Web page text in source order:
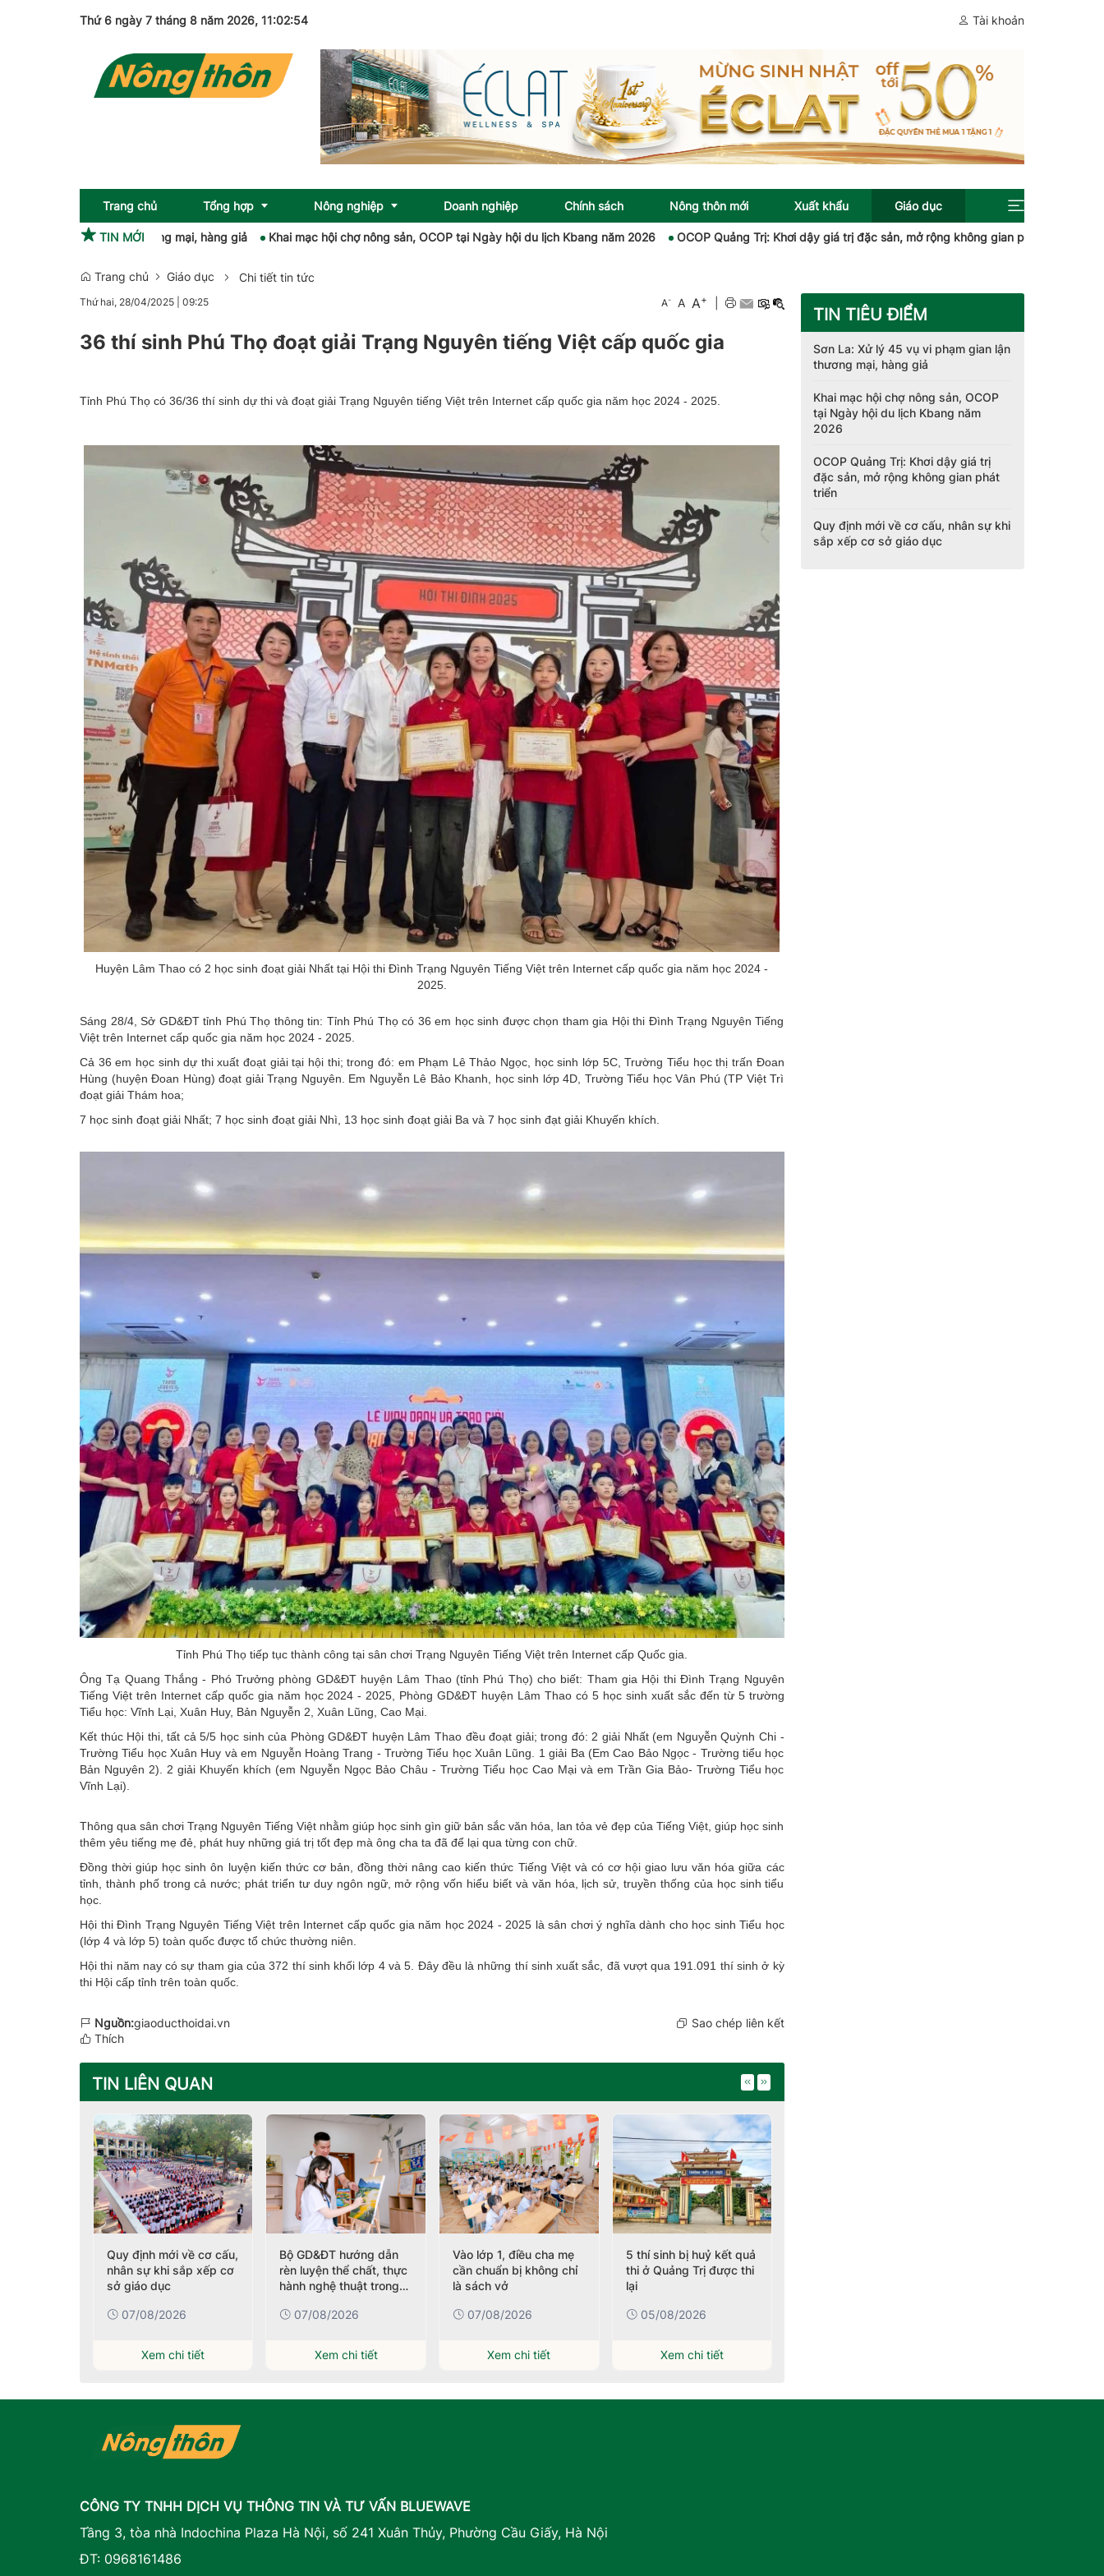
Thứ 6 ngày 7 tháng 8 năm 2026, 11:02:55 Tài khoản
Trang chủ Tổng hợp
Sức khỏe
Giải trí
Nông nghiệp
OCOP
Doanh nghiệp Chính sách Nông thôn mới Xuất khẩu Giáo dục
gian lận thương mại, hàng giả Khai mạc hội chợ nông sản, OCOP tại Ngày hội du lịch Kbang năm 2026 OCOP Quảng Trị: Khơi dậy giá trị đặc sản, mở rộng không gian phát triển
TIN MỚI
Trang chủ Giáo dục Chi tiết tin tức
Thứ hai, 28/04/2025 09:25 A- A A+
36 thí sinh Phú Thọ đoạt giải Trạng Nguyên tiếng Việt cấp quốc gia
Tỉnh Phú Thọ có 36/36 thí sinh dự thi và đoạt giải Trạng Nguyên tiếng Việt trên Internet cấp quốc gia năm học 2024 - 2025.
Huyện Lâm Thao có 2 học sinh đoạt giải Nhất tại Hội thi Đình Trạng Nguyên Tiếng Việt trên Internet cấp quốc gia năm học 2024 -
2025.
Sáng 28/4, Sở GD&ĐT tỉnh Phú Thọ thông tin: Tỉnh Phú Thọ có 36 em học sinh được chọn tham gia Hội thi Đình Trạng Nguyên Tiếng
Việt trên Internet cấp quốc gia năm học 2024 - 2025.
Cả 36 em học sinh dự thi xuất đoạt giải tại hội thi; trong đó: em Phạm Lê Thảo Ngọc, học sinh lớp 5C, Trường Tiểu học thị trấn Đoan
Hùng (huyện Đoan Hùng) đoạt giải Trạng Nguyên. Em Nguyễn Lê Bảo Khanh, học sinh lớp 4D, Trường Tiểu học Vân Phú (TP Việt Trì
đoạt giải Thám hoa;
7 học sinh đoạt giải Nhất; 7 học sinh đoạt giải Nhì, 13 học sinh đoạt giải Ba và 7 học sinh đạt giải Khuyến khích.
Tỉnh Phú Thọ tiếp tục thành công tại sân chơi Trạng Nguyên Tiếng Việt trên Internet cấp Quốc gia.
Ông Tạ Quang Thắng - Phó Trưởng phòng GD&ĐT huyện Lâm Thao (tỉnh Phú Thọ) cho biết: Tham gia Hội thi Đình Trạng Nguyên
Tiếng Việt trên Internet cấp quốc gia năm học 2024 - 2025, Phòng GD&ĐT huyện Lâm Thao có 5 học sinh xuất sắc đến từ 5 trường
Tiểu học: Vĩnh Lại, Xuân Huy, Bản Nguyễn 2, Xuân Lũng, Cao Mại.
Kết thúc Hội thi, tất cả 5/5 học sinh của Phòng GD&ĐT huyện Lâm Thao đều đoạt giải; trong đó: 2 giải Nhất (em Nguyễn Quỳnh Chi -
Trường Tiểu học Xuân Huy và em Nguyễn Hoàng Trang - Trường Tiểu học Xuân Lũng. 1 giải Ba (Em Cao Bảo Ngọc - Trường tiểu học
Bản Nguyên 2). 2 giải Khuyến khích (em Nguyễn Ngọc Bảo Châu - Trường Tiểu học Cao Mại và em Trần Gia Bảo- Trường Tiểu học
Vĩnh Lại).
Thông qua sân chơi Trạng Nguyên Tiếng Việt nhằm giúp học sinh gìn giữ bản sắc văn hóa, lan tỏa vẻ đẹp của Tiếng Việt, giúp học sinh
thêm yêu tiếng mẹ đẻ, phát huy những giá trị tốt đẹp mà ông cha ta đã để lại qua từng con chữ.
Đồng thời giúp học sinh ôn luyện kiến thức cơ bản, đồng thời nâng cao kiến thức Tiếng Việt và có cơ hội giao lưu văn hóa giữa các
tỉnh, thành phố trong cả nước; phát triển tư duy ngôn ngữ, mở rộng vốn hiểu biết và văn hóa, lịch sử, truyền thống của học sinh tiểu
học.
Hội thi Đình Trạng Nguyên Tiếng Việt trên Internet cấp quốc gia năm học 2024 - 2025 là sân chơi ý nghĩa dành cho học sinh Tiểu học
(lớp 4 và lớp 5) toàn quốc được tổ chức thường niên.
Hội thi năm nay có sự tham gia của 372 thí sinh khối lớp 4 và 5. Đây đều là những thí sinh xuất sắc, đã vượt qua 191.091 thí sinh ở kỳ
thi Hội cấp tỉnh trên toàn quốc.
Nguồn:giaoducthoidai.vn
Sao chép liên kết
Thích
TIN LIÊN QUAN
Quy định mới về cơ cấu,
nhân sự khi sắp xếp cơ
sở giáo dục
07/08/2026
Xem chi tiết
Bộ GD&ĐT hướng dẫn
rèn luyện thể chất, thực
hành nghệ thuật trong
07/08/2026
Xem chi tiết
Vào lớp 1, điều cha mẹ
cần chuẩn bị không chỉ
là sách vở
07/08/2026
Xem chi tiết
5 thí sinh bị huỷ kết quả
thi ở Quảng Trị được thi
lại
05/08/2026
Xem chi tiết
TIN TIÊU ĐIỂM
Sơn La: Xử lý 45 vụ vi phạm gian lận
thương mại, hàng giả
Khai mạc hội chợ nông sản, OCOP
tại Ngày hội du lịch Kbang năm
2026
OCOP Quảng Trị: Khơi dậy giá trị
đặc sản, mở rộng không gian phát
triển
Quy định mới về cơ cấu, nhân sự khi
sắp xếp cơ sở giáo dục
CÔNG TY TNHH DỊCH VỤ THÔNG TIN VÀ TƯ VẤN BLUEWAVE
Tầng 3, tòa nhà Indochina Plaza Hà Nội, số 241 Xuân Thủy, Phường Cầu Giấy, Hà Nội
ĐT: 0968161486